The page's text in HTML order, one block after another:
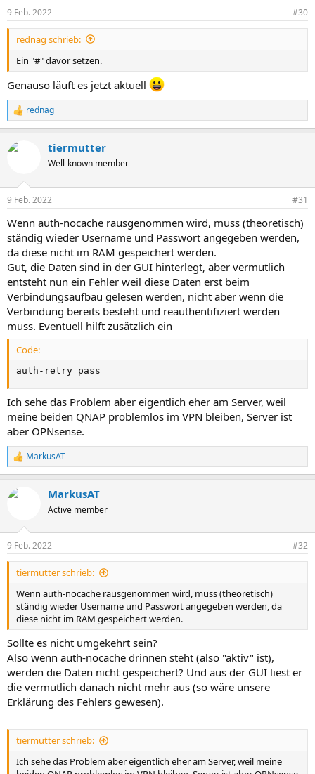
9 Feb. 2022 #30
rednag schrieb:
Ein "#" davor setzen.
Genauso läuft es jetzt aktuell
R
e
k
e
:
rednag
tiermutter
Well-known member
9 Feb. 2022 #31
Wenn auth-nocache rausgenommen wird, muss (theoretisch)
ständig wieder Username und Passwort angegeben werden,
da diese nicht im RAM gespeichert werden.
Gut, die Daten sind in der GUI hinterlegt, aber vermutlich
entsteht nun ein Fehler weil diese Daten erst beim
Verbindungsaufbau gelesen werden, nicht aber wenn die
Verbindung bereits besteht und reauthentifiziert werden
muss. Eventuell hilft zusätzlich ein
Code:
auth-retry pass
Ich sehe das Problem aber eigentlich eher am Server, weil
meine beiden QNAP problemlos im VPN bleiben, Server ist
aber OPNsense.
R
e
k
e
n
MarkusAT
MarkusAT
Active member
9 Feb. 2022 #32
tiermutter schrieb:
Wenn auth-nocache rausgenommen wird, muss (theoretisch)
ständig wieder Username und Passwort angegeben werden, da
diese nicht im RAM gespeichert werden.
Sollte es nicht umgekehrt sein?
Also wenn auth-nocache drinnen steht (also "aktiv" ist),
werden die Daten nicht gespeichert? Und aus der GUI liest er
die vermutlich danach nicht mehr aus (so wäre unsere
Erklärung des Fehlers gewesen).
tiermutter schrieb:
Ich sehe das Problem aber eigentlich eher am Server, weil meine